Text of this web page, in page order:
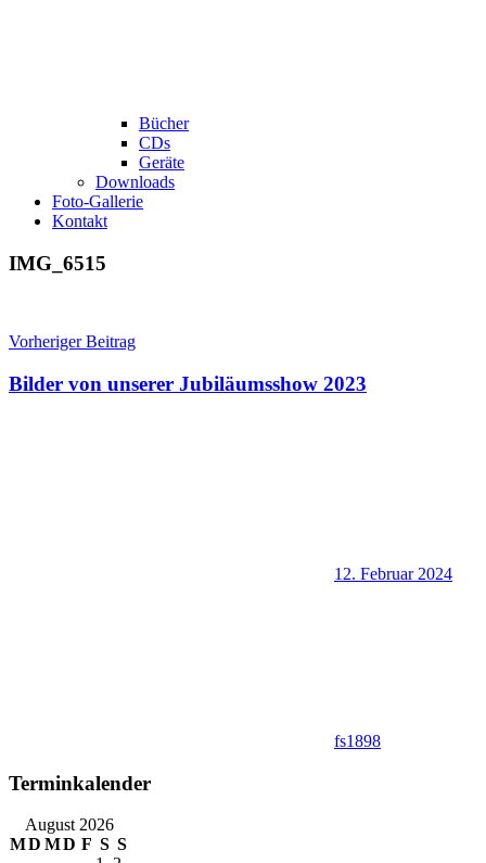
Bücher
CDs
Geräte
Downloads
Foto-Gallerie
Kontakt
IMG_6515
Beitragsnavigation
Vorheriger Beitrag
Bilder von unserer Jubiläumsshow 2023
12. Februar 2024
fs1898
Terminkalender
August 2026
MD MD F S S